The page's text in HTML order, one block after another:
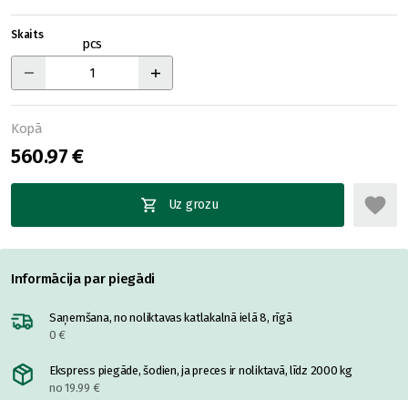
Skaits
pcs
Kopā
560.97 €
Uz grozu
Informācija par piegādi
Saņemšana, no noliktavas katlakalnā ielā 8, rīgā
0 €
Ekspress piegāde, šodien, ja preces ir noliktavā, līdz 2000 kg
no 19.99 €